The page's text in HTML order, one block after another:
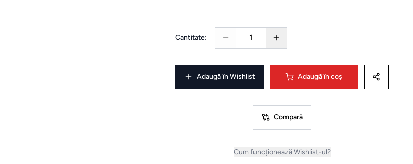
Cantitate: 1
Adaugă în Wishlist Adaugă în coș
Compară
Cum funcționează Wishlist-ul?